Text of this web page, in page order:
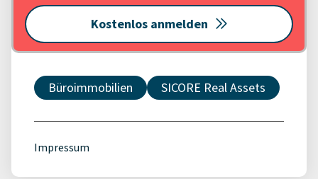
Kostenlos anmelden
Büroimmobilien SICORE Real Assets
Impressum